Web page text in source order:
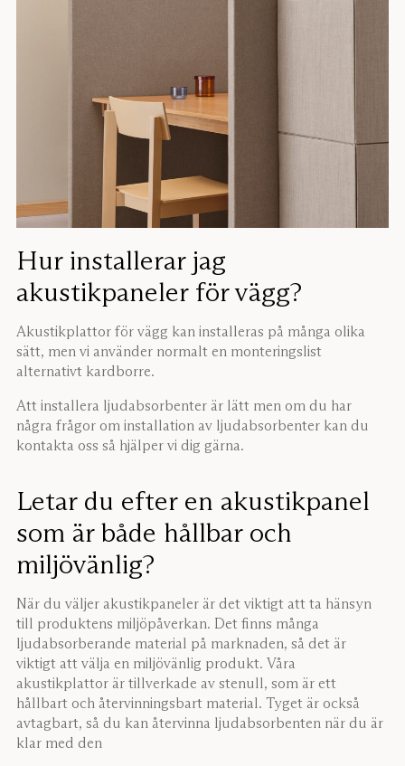
Hur installerar jag
akustikpaneler för vägg?
Akustikplattor för vägg kan installeras på många olika
sätt, men vi använder normalt en monteringslist
alternativt kardborre.
Att installera ljudabsorbenter är lätt men om du har
några frågor om installation av ljudabsorbenter kan du
kontakta oss så hjälper vi dig gärna.
Letar du efter en akustikpanel
som är både hållbar och
miljövänlig?
När du väljer akustikpaneler är det viktigt att ta hänsyn
till produktens miljöpåverkan. Det finns många
ljudabsorberande material på marknaden, så det är
viktigt att välja en miljövänlig produkt. Våra
akustikplattor är tillverkade av stenull, som är ett
hållbart och återvinningsbart material. Tyget är också
avtagbart, så du kan återvinna ljudabsorbenten när du är
klar med den